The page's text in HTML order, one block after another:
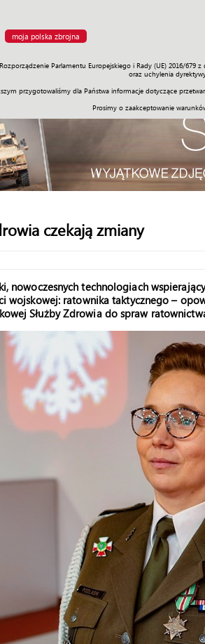
moja polska zbrojna
Parlamentu Europejskiego i Rady (UE) 2016/
oraz uchylenia
przygotowaliśmy dla Państwa informacje dotyczące
Prosimy o zaakceptowanie
Misje Polityka Prawo Świat
czekają zmiany
nowoczesnych technologiach
wojskowej: ratownika taktycznego –
Służby Zdrowia do spraw